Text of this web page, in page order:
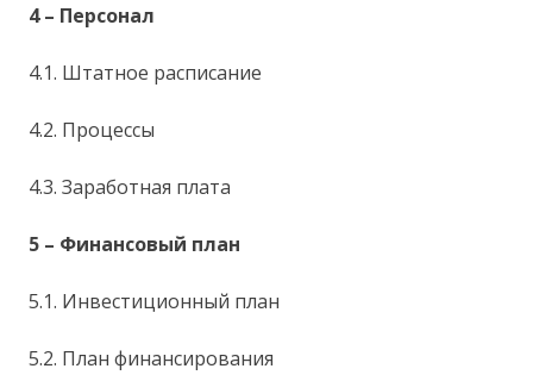
4 – Персонал
4.1. Штатное расписание
4.2. Процессы
4.3. Заработная плата
5 – Финансовый план
5.1. Инвестиционный план
5.2. План финансирования